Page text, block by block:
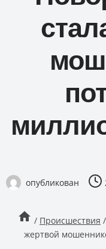
опубликован
/ Происшествия /
жертвой